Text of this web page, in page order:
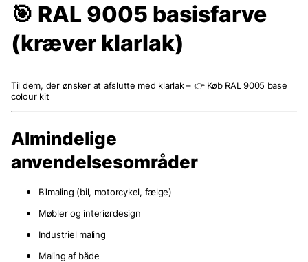
🎯 RAL 9005 basisfarve
(kræver klarlak)
Til dem, der ønsker at afslutte med klarlak – 👉 Køb RAL 9005 base
colour kit
Almindelige
anvendelsesområder
Bilmaling (bil, motorcykel, fælge)
Møbler og interiørdesign
Industriel maling
Maling af både